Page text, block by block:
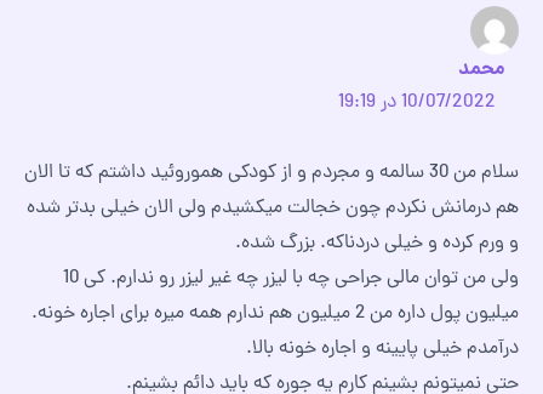
محمد
10/07/2022 در 19:19
سلام من 30 سالمه و مجردم و از کودکی هموروئید داشتم که تا الان
هم درمانش نکردم چون خجالت میکشیدم ولی الان خیلی بدتر شده
و ورم کرده و خیلی دردناکه. بزرگ شده.
ولی من توان مالی جراحی چه با لیزر چه غیر لیزر رو ندارم. کی 10
میلیون پول داره من 2 میلیون هم ندارم همه میره برای اجاره خونه.
درآمدم خیلی پایینه و اجاره خونه بالا.
حتی نمیتونم بشینم کارم یه جوره که باید دائم بشینم.